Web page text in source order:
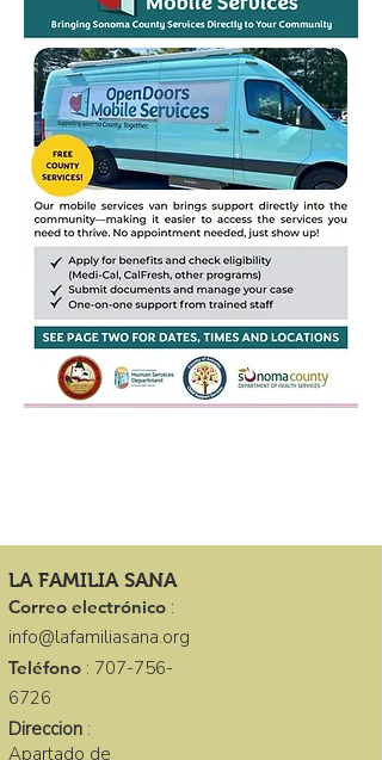
LA FAMILIA SANA
Correo electrónico :
info@lafamiliasana.org
Teléfono : 707-756-
6726
Direccion :
Apartado de